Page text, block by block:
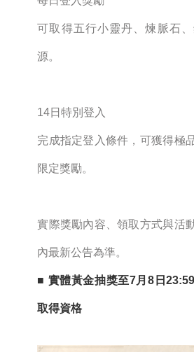
可取得五行小靈丹、煉脈石
源。
14日特別登入
完成指定登入條件，可獲得極
限定獎勵。
實際獎勵內容、領取方式與活
內最新公告為準。
■ 實體黃金抽獎至7月8日
取得資格